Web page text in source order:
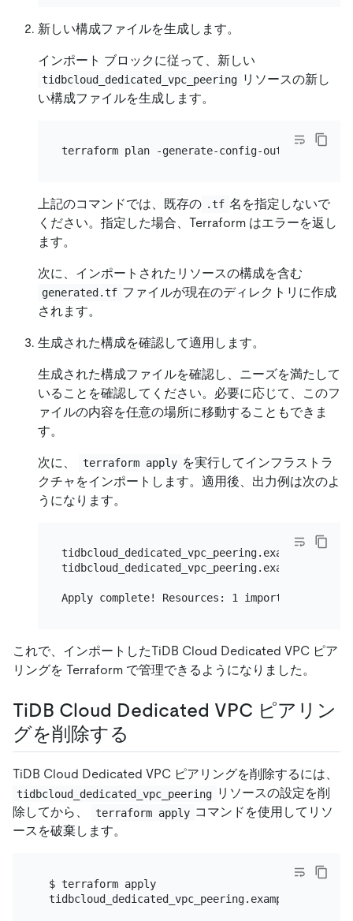
新しい構成ファイルを生成します。
インポート ブロックに従って、新しい
tidbcloud_dedicated_vpc_peering リソースの新し
い構成ファイルを生成します。
上記のコマンドでは、既存の .tf 名を指定しないで
ください。指定した場合、Terraform はエラーを返し
ます。
次に、インポートされたリソースの構成を含む
generated.tf ファイルが現在のディレクトリに作成
されます。
生成された構成を確認して適用します。
生成された構成ファイルを確認し、ニーズを満たして
いることを確認してください。必要に応じて、このフ
ァイルの内容を任意の場所に移動することもできま
す。
次に、 terraform apply を実行してインフラストラ
クチャをインポートします。適用後、出力例は次のよ
うになります。
tidbcloud_dedicated_vpc_peering.example:
tidbcloud_dedicated_vpc_peering.example:
これで、インポートしたTiDB Cloud Dedicated VPC ピア
リングを Terraform で管理できるようになりました。
TiDB Cloud Dedicated VPC ピアリン
グを削除する
TiDB Cloud Dedicated VPC ピアリングを削除するには、
tidbcloud_dedicated_vpc_peering リソースの設定を削
除してから、
terraform apply コマンドを使用してリソ
ースを破棄します。
  $ terraform apply
tidbcloud_dedicated_vpc_peering.example: